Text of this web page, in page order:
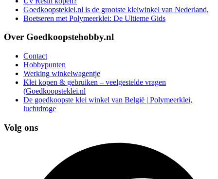
Goedkoopsteklei.nl is de grootste kleiwinkel van Nederland,
Boetseren met Polymeerklei: De Ultieme Gids
Over Goedkoopstehobby.nl
Contact
Hobbypunten
Werking winkelwagentje
Klei kopen & gebruiken – veelgestelde vragen
(Goedkoopsteklei.nl
De goedkoopste klei winkel van België | Polymeerklei,
luchtdroge
Volg ons